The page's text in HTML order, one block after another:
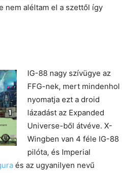
nem aléltam el a szettől így
IG-88 nagy szívügye az
FFG-nek, mert mindenhol
nyomatja ezt a droid
lázadást az Expanded
Universe-ből átvéve. X-
Wingben van 4 féle IG-88
pilóta, és Imperial
és az ugyanilyen nevű